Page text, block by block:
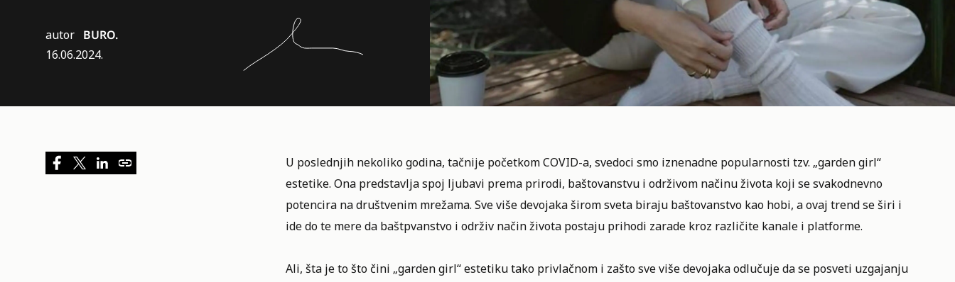
autor BURO.
16.06.2024.
U poslednjih nekoliko godina, tačnije početkom COVID-a, svedoci smo iznenadne popularnosti tzv. „garden girl“
estetike. Ona predstavlja spoj ljubavi prema prirodi, baštovanstvu i održivom načinu života koji se svakodnevno
potencira na društvenim mrežama. Sve više devojaka širom sveta biraju baštovanstvo kao hobi, a ovaj trend se širi i
ide do te mere da baštpvanstvo i održiv način života postaju prihodi zarade kroz različite kanale i platforme.
Ali, šta je to što čini „garden girl“ estetiku tako privlačnom i zašto sve više devojaka odlučuje da se posveti uzgajanju